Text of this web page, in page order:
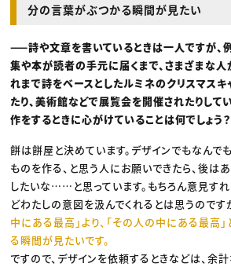
分の言葉がぶつかる瞬間が見たい
——詩や文章を書いているときは一人ですが、
集や本が読者の手元に届くまで、さまざまな人
れまで詩をベースとしたルミネのクリスマスキ
たり、美術館などで展覧会を開催されたりして
作をするときに心がけていることは何でしょう？
餅は餅屋と決めています。デザインでもなんで
ものを作る、と思う人にお願いできたら、後は
したいな……と思っています。もちろん意見す
どわたしの意図を汲んでくれるとは思うのです
中にある最高」より、「その人の中にある最高
る瞬間が見たいです。
ですので、デザインを依頼するときなどは、余